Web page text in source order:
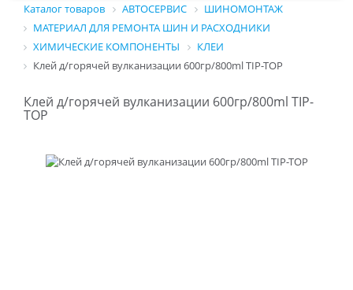
Каталог товаров АВТОСЕРВИС
ШИНОМОНТАЖ
МАТЕРИАЛ ДЛЯ РЕМОНТА ШИН И РАСХОДНИКИ
ХИМИЧЕСКИЕ КОМПОНЕНТЫ
КЛЕИ
Клей д/горячей вулканизации 600гр/800ml TIP-TOP
Клей д/горячей вулканизации 600гр/800ml TIP-
TOP